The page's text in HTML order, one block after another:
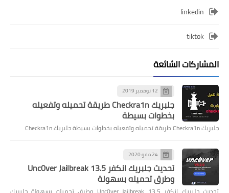
linkedin
tiktok
المشاركات الشائعة
12 نوفمبر 2019
جلبريك Checkra1n طريقة تحميله وتفعيله
بخطوات بسيطة
جلبريك Checkra1n طريقة تحميله وتفعيله بخطوات بسيطة جلبريك Checkra1n
24 مايو 2020
تحديث جلبريك انكفر Unc0ver Jailbreak 13.5
وطرق تحميله بسهولة